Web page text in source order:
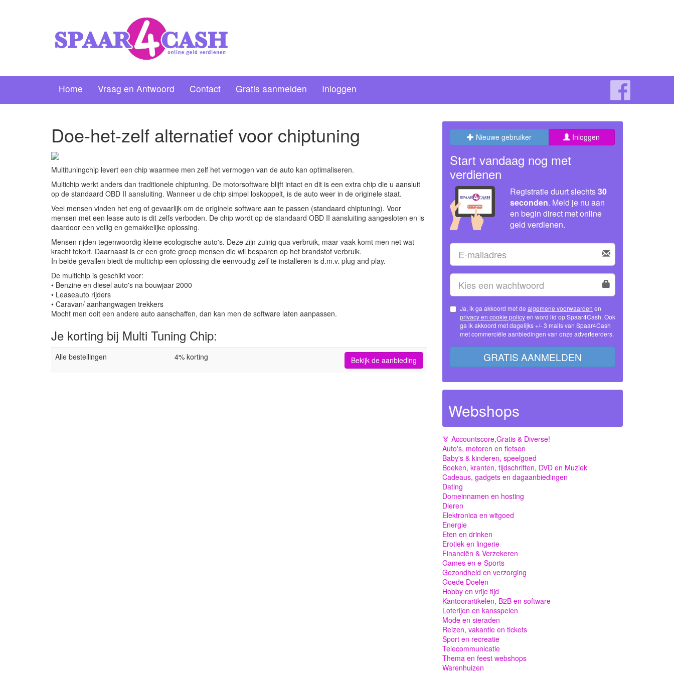
Home Vraag en Antwoord Contact Gratis aanmelden Inloggen
Doe-het-zelf alternatief voor chiptuning
Multituningchip levert een chip waarmee men zelf het vermogen van de auto kan optimaliseren.
Multichip werkt anders dan traditionele chiptuning. De motorsoftware blijft intact en dit is een extra chip die u aansluit
op de standaard OBD II aansluiting. Wanneer u de chip simpel loskoppelt, is de auto weer in de originele staat.
Veel mensen vinden het eng of gevaarlijk om de originele software aan te passen (standaard chiptuning). Voor
mensen met een lease auto is dit zelfs verboden. De chip wordt op de standaard OBD II aansluiting aangesloten en is
daardoor een veilig en gemakkelijke oplossing.
Mensen rijden tegenwoordig kleine ecologische auto's. Deze zijn zuinig qua verbruik, maar vaak komt men net wat
kracht tekort. Daarnaast is er een grote groep mensen die wil besparen op het brandstof verbruik.
In beide gevallen biedt de multichip een oplossing die eenvoudig zelf te installeren is d.m.v. plug and play.
De multichip is geschikt voor:
• Benzine en diesel auto's na bouwjaar 2000
• Leaseauto rijders
• Caravan/ aanhangwagen trekkers
Mocht men ooit een andere auto aanschaffen, dan kan men de software laten aanpassen.
Je korting bij Multi Tuning Chip:
Alle bestellingen 4% korting Bekijk de aanbieding
Nieuwe gebruiker Inloggen
Start vandaag nog met
verdienen
Registratie duurt slechts30
seconden. Meld je nu aan
en begin direct met online
geld verdienen.
Ja, ik ga akkoord met de algemene voorwaarden en
privacy en cookie policy
ga ik akkoord met dagelijks +/- 3 mails van Spaar4Cash
met commerciële aanbiedingen van onze adverteerders.
GRATIS AANMELDEN
Webshops
🏅 Accountscore,Gratis & Diverse!
Auto's, motoren en fietsen
Baby's & kinderen, speelgoed
Boeken, kranten, tijdschriften, DVD en Muziek
Cadeaus, gadgets en dagaanbiedingen
Dating
Domeinnamen en hosting
Dieren
Elektronica en witgoed
Energie
Eten en drinken
Erotiek en lingerie
Financiën & Verzekeren
Games en e-Sports
Gezondheid en verzorging
Goede Doelen
Hobby en vrije tijd
Kantoorartikelen, B2B en software
Loterijen en kansspelen
Mode en sieraden
Reizen, vakantie en tickets
Sport en recreatie
Telecommunicatie
Thema en feest webshops
Warenhuizen